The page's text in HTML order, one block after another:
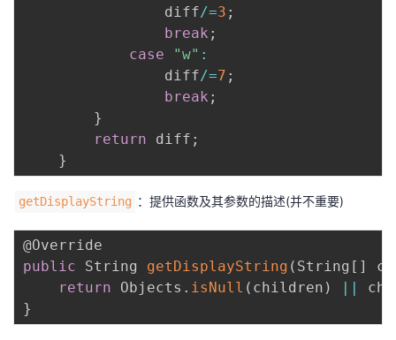
                diff
/=3 ;
break ;
case
"w" :
                diff
/=7 ;
break ;
}
return diff ;
}
getDisplayString ：提供函数及其参数的描述(并不重要)
public String getDisplayString ( String [ ]
return Objects . isNull ( children ) ||
}